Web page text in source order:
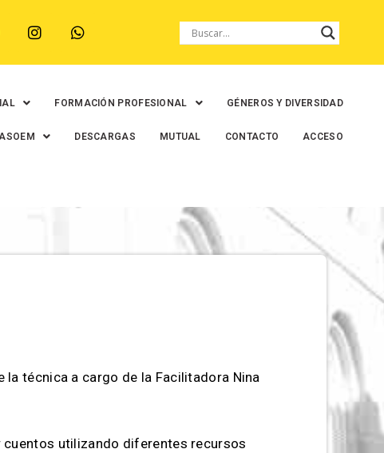
FORMACIÓN PROFESIONAL GÉNEROS Y DIVERSIDAD
DESCARGAS MUTUAL CONTACTO ACCESO
técnica a cargo de la Facilitadora Nina
cuentos utilizando diferentes recursos